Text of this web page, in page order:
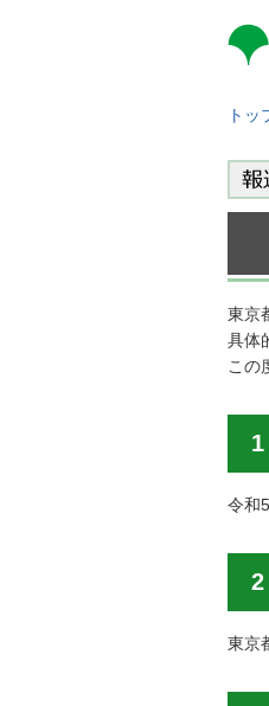
東京
トッ
東京
具体
この
令和
東京